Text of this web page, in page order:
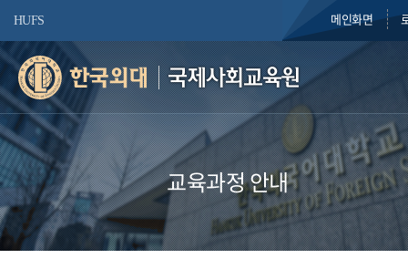
HUFS 메인화면
국제사회교육원
교육과정 안내